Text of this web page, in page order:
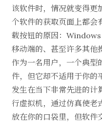
该软件时，情况就变得更
个软件的获取页面上都会
载按钮的原因：Windows
移动端的、甚至许多其他
作为一名用户，一个典型
件，但它却不适用于你的
发生在当下非常先进的计
行虚拟机，通过仿真使老
放在你的口袋里，但软件